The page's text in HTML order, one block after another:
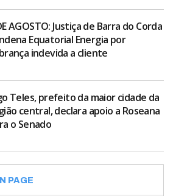
AGOSTO: Justiça de Barra do Corda
Equatorial Energia por
indevida a cliente
Teles, prefeito da maior cidade da
central, declara apoio a Roseana
o Senado
PAGE